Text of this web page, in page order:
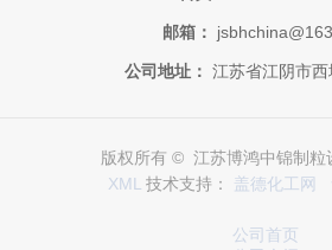
邮箱：
公司地址： 江苏省江阴市
版权所有 © 江苏博鸿中锦制粒
XML 技术支持： 盖德化工网
公司首页